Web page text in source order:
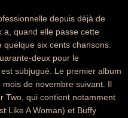
depuis déjà de
a, quand elle passe cette
six cents chansons.
deux pour le
subjugué. Le premier album
de novembre suivant. Il
Two, qui contient notamment
Like A Woman) et Buffy